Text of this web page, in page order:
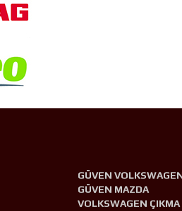
GÜVEN
GÜVEN MAZDA
VOLKSWAGEN ÇIKMA